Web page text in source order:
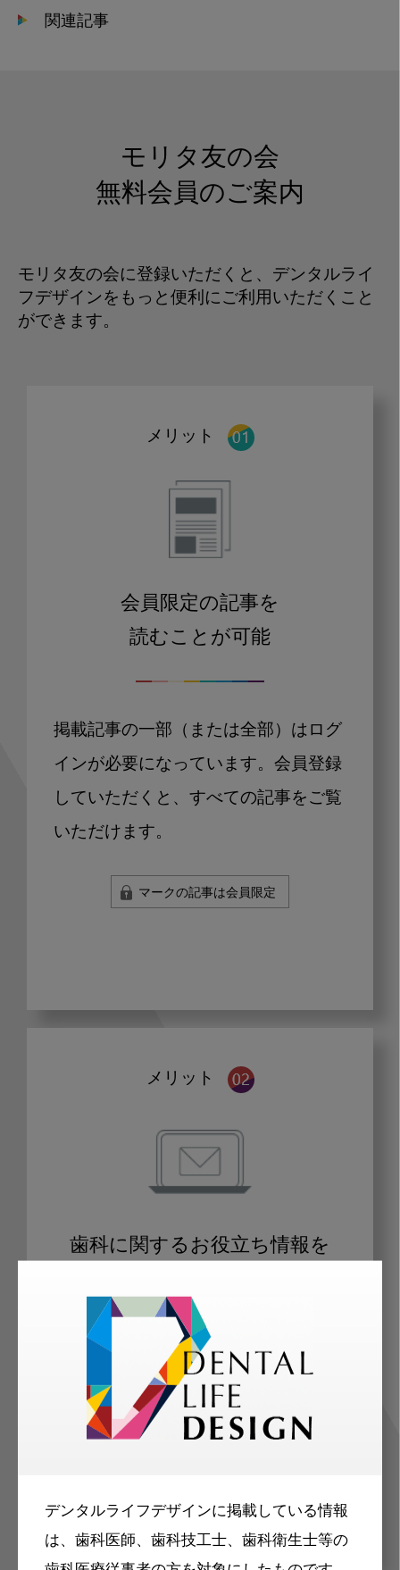
デンタルライフデザインに掲載している情報
は、歯科医師、歯科技工士、歯科衛生士等の
関連記事
モリタ友の会
無料会員のご案内
モリタ友の会に登録いただくと、デンタルライ
フデザインをもっと便利にご利用いただくこと
ができます。
メリット
会員限定の記事を
読むことが可能
掲載記事の一部（または全部）はログ
インが必要になっています。会員登録
していただくと、すべての記事をご覧
いただけます。
マークの記事は会員限定
メリット
歯科に関するお役立ち情報を
ご登録いただいた職種（歯科医師、歯
科衛生士、歯科技工士）に合わせた内
容のメールマガジンをお届けします。